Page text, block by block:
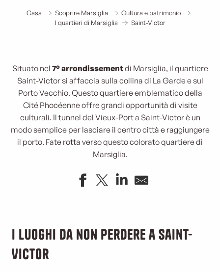
Casa Scoprire Marsiglia
Cultura e patrimonio
I quartieri di Marsiglia
Saint-Victor
Situato nel 7° arrondissementdi Marsiglia, il quartiere
Saint-Victor si affaccia sulla collina di La Garde e sul
Porto Vecchio. Questo quartiere emblematico della
Cité Phocéenne offre grandi opportunità di visite
culturali. Il tunnel del Vieux-Port a Saint-Victor è un
modo semplice per lasciare il centro città e raggiungere
il porto. Fate rotta verso questo colorato quartiere di
Marsiglia.
I luoghi da non perdere a Saint-
Victor